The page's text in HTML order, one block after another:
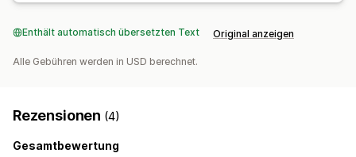
Enthält automatisch übersetzten Text Original anzeigen
Alle Gebühren werden in USD berechnet.
Rezensionen (4)
Gesamtbewertung